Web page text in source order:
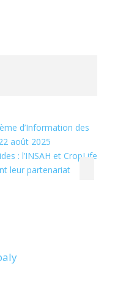
d’Information des
août 2025
: l’INSAH et CropLife
leur partenariat